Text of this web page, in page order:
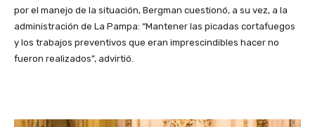
por el manejo de la situación, Bergman cuestionó, a su vez, a la
administración de La Pampa: “Mantener las picadas cortafuegos
y los trabajos preventivos que eran imprescindibles hacer no
fueron realizados”, advirtió.